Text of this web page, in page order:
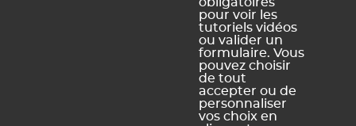
Pas vraiment
https://docs.index-education.com/docs_fr/fr-edt-
support-fiche-757-3056-comment-retrouver-un-message-
pour voir les
tutoriels vidéos
ou valider un
formulaire. Vous
pouvez choisir
de tout
accepter ou de
personnaliser
vos choix en